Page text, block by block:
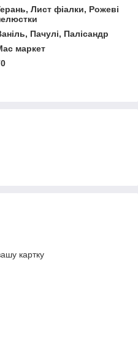
Лист фіалки, Рожеві
Пачулі, Палісандр
маркет
картку